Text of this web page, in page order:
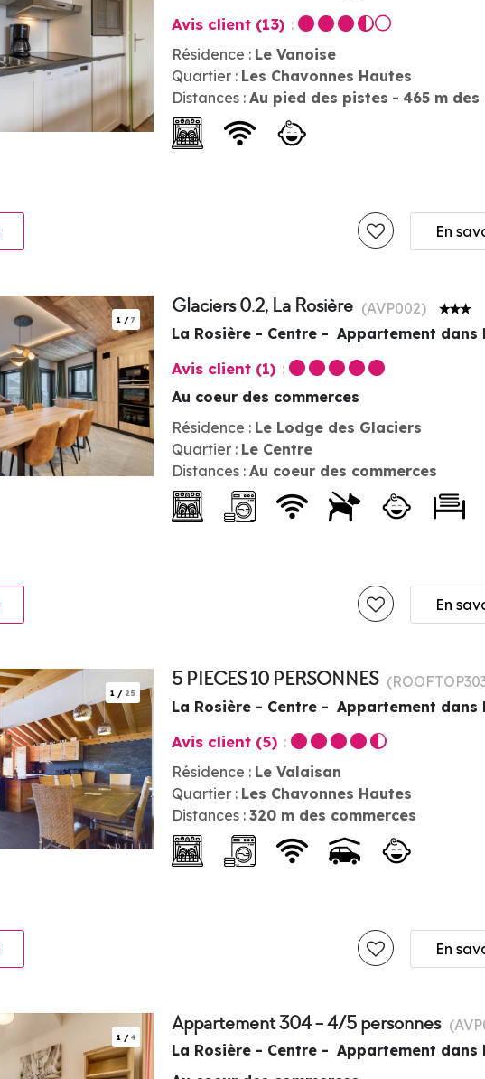
Avis client (13)
Résidence : Le Vanoise
Quartier : Les Chavonnes Hautes
Distances : Au pied des pistes 465 m des
En
1 / 7
Glaciers 0.2, La Rosière (AVP002)
La Rosière - Centre
Appartement dans
Avis client (1)
Résidence : Le Lodge des Glaciers
Quartier : Le Centre
Distances : Au coeur des commerces
Au coeur des commerces
En
1 / 25
5 PIECES 10 PERSONNES (
La Rosière - Centre
Appartement dans
Avis client (5)
Résidence : Le Valaisan
Quartier : Les Chavonnes Hautes
Distances : 320 m des commerces
En
1 / 4
Appartement 304 - 4/5 personnes (
La Rosière - Centre
Appartement dans